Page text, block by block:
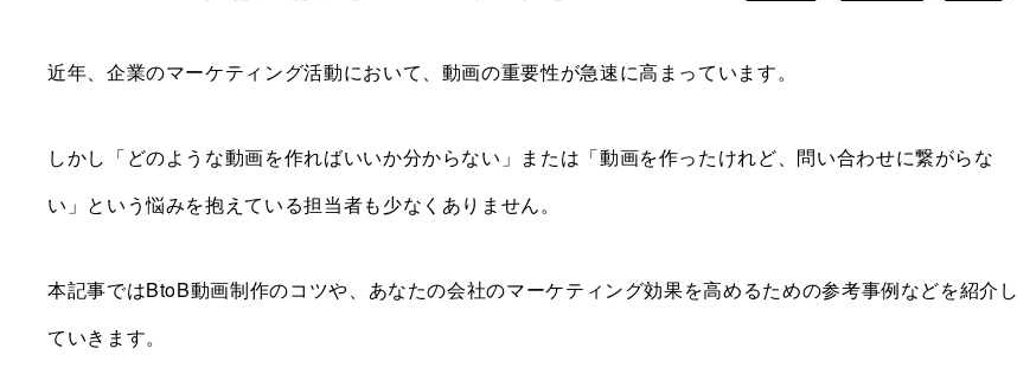
近年、企業のマーケティング活動において、動画の重要性が急速に高まっています。
しかし「どのような動画を作ればいいか分からない」または「動画を作ったけれど、問い合わせに繋がらな
い」という悩みを抱えている担当者も少なくありません。
本記事ではBtoB動画制作のコツや、あなたの会社のマーケティング効果を高めるための参考事例などを紹介し
ていきます。